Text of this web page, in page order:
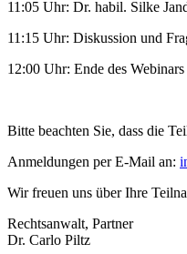
11:05 Uhr: Dr. habil. Silke
11:15 Uhr: Diskussion und
12:00 Uhr: Ende des Webinars
Bitte beachten Sie, dass die
Anmeldungen per E-Mail an:
Wir freuen uns über Ihre
Rechtsanwalt, Partner
Dr. Carlo Piltz